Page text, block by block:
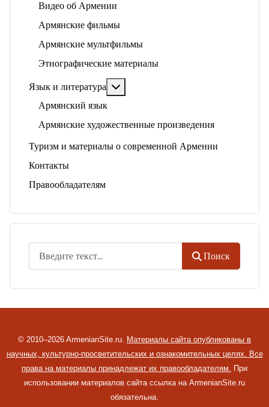
Видео об Армении
Армянские фильмы
Армянские мультфильмы
Этнографические материалы
Язык и литература
Армянский язык
Армянские художественные произведения
Туризм и материалы о современной Армении
Контакты
Правообладателям
Поиск
© 2010–2026 ArmenianSite.ru. Материалы сайта опубликованы в
научных, культурно-просветительских и ознакомительных целях. Все
права на материалы принадлежат их правообладателям. При
использовании материалов сайта ссылка на ArmenianSite.ru
обязательна.